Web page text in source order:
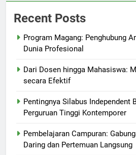
Recent Posts
Program Magang: Penghubung
Dunia Profesional
Dari Dosen hingga Mahasiswa:
secara Efektif
Pentingnya Silabus Independent
Perguruan Tinggi Kontemporer
Pembelajaran Campuran:
Daring dan Pertemuan Langsung